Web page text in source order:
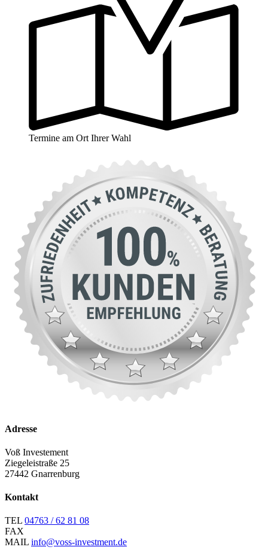
Termine am Ort Ihrer Wahl
Adresse
Voß Investement
Ziegeleistraße 25
27442 Gnarrenburg
Kontakt
TEL 04763 / 62 81 08
FAX
MAIL info@voss-investment.de